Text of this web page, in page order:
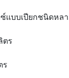
แบบเปียกชนิดหล
ตร
ร